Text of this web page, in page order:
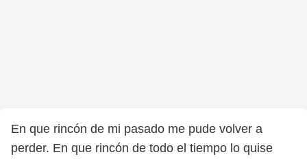
En que rincón de mi pasado me pude volver a
perder. En que rincón de todo el tiempo lo quise